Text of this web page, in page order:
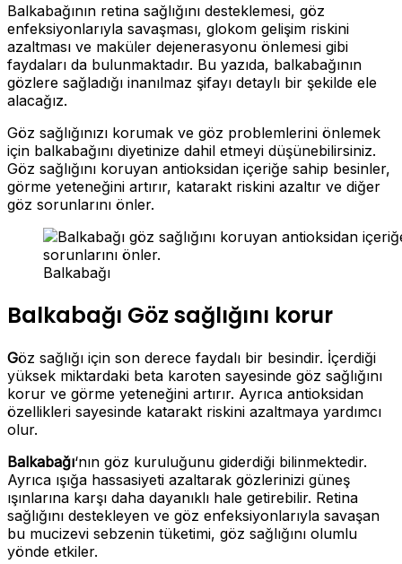
Balkabağının retina sağlığını desteklemesi, göz
enfeksiyonlarıyla savaşması, glokom gelişim riskini
azaltması ve maküler dejenerasyonu önlemesi gibi
faydaları da bulunmaktadır. Bu yazıda, balkabağının
gözlere sağladığı inanılmaz şifayı detaylı bir şekilde ele
alacağız.
Göz sağlığınızı korumak ve göz problemlerini önlemek
için balkabağını diyetinize dahil etmeyi düşünebilirsiniz.
Göz sağlığını koruyan antioksidan içeriğe sahip besinler,
görme yeteneğini artırır, katarakt riskini azaltır ve diğer
göz sorunlarını önler.
Balkabağı
Balkabağı Göz sağlığını korur
Göz sağlığı için son derece faydalı bir besindir. İçerdiği
yüksek miktardaki beta karoten sayesinde göz sağlığını
korur ve görme yeteneğini artırır. Ayrıca antioksidan
özellikleri sayesinde katarakt riskini azaltmaya yardımcı
olur.
Balkabağı‘nın göz kuruluğunu giderdiği bilinmektedir.
Ayrıca ışığa hassasiyeti azaltarak gözlerinizi güneş
ışınlarına karşı daha dayanıklı hale getirebilir. Retina
sağlığını destekleyen ve göz enfeksiyonlarıyla savaşan
bu mucizevi sebzenin tüketimi, göz sağlığını olumlu
yönde etkiler.